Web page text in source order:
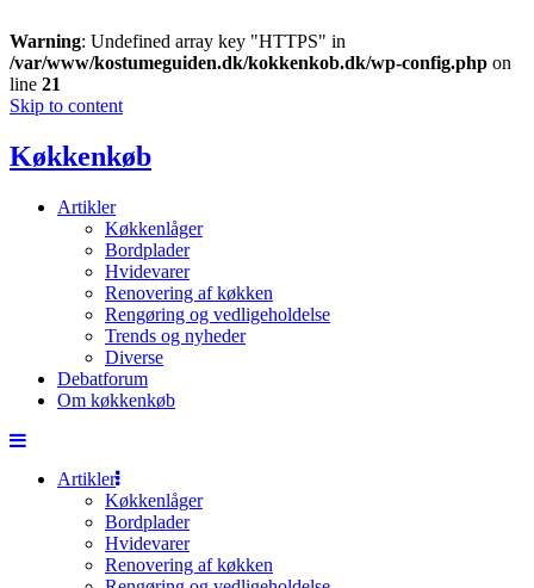
Warning: Undefined array key "HTTPS" in
/var/www/kostumeguiden.dk/kokkenkob.dk/wp-config.php on
line 21
Skip to content
Køkkenkøb
Artikler
Køkkenlåger
Bordplader
Hvidevarer
Renovering af køkken
Rengøring og vedligeholdelse
Trends og nyheder
Diverse
Debatforum
Om køkkenkøb
Artikler
Køkkenlåger
Bordplader
Hvidevarer
Renovering af køkken